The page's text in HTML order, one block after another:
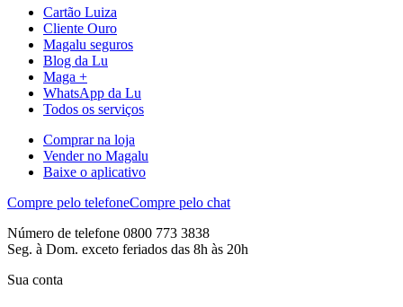
Cartão Luiza
Cliente Ouro
Magalu seguros
Blog da Lu
Maga +
WhatsApp da Lu
Todos os serviços
Comprar na loja
Vender no Magalu
Baixe o aplicativo
Compre pelo telefoneCompre pelo chat
Número de telefone 0800 773 3838
Seg. à Dom. exceto feriados das 8h às 20h
Sua conta